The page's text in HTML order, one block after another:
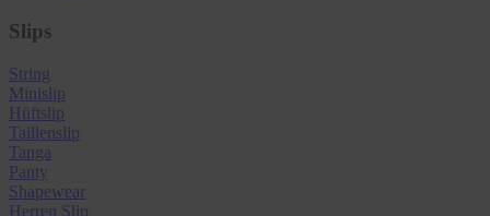
Slips
String
Minislip
Hüftslip
Taillenslip
Tanga
Panty
Shapewear
Herren Slip